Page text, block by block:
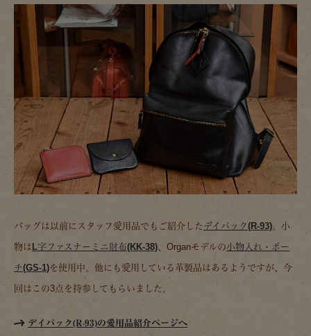
バッグは以前にスタッフ愛用品でもご紹介した デイパック(R-93)。小
物は L字ファスナーミニ財布(KK-38)、Organモデルの小物入れ・ポー
チ(GS-1)を使用中。他にも愛用している革製品はあるようですが、今
回はこの3点を持参してもらいました。
デイパック(R-93)の愛用品紹介ページへ